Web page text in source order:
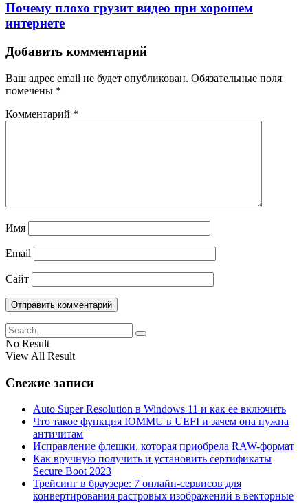
Почему плохо грузит видео при хорошем
интернете
Добавить комментарий
Ваш адрес email не будет опубликован. Обязательные поля
помечены *
Комментарий *
Имя
Email
Сайт
No Result
View All Result
Свежие записи
Auto Super Resolution в Windows 11 и как ее включить
Что такое функция IOMMU в UEFI и зачем она нужна
античитам
Исправление флешки, которая приобрела RAW-формат
Как вручную получить и установить сертификаты
Secure Boot 2023
Трейсинг в браузере: 7 онлайн-сервисов для
конвертирования растровых изображений в векторные